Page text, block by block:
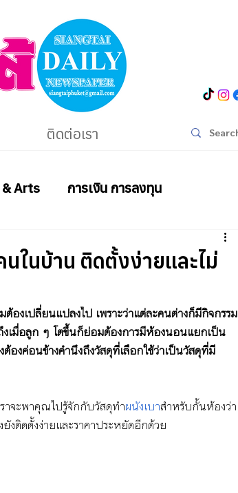
ติดต่อเรา
& Arts การเงิน การลงทุน
ในบ้าน ติดตั้งง่ายและไม่
องเปลี่ยนแปลงไป เพราะว่าแต่ละคนต่างก็มีกิจกรรม
เมื่อลูก ๆ โตขึ้นก็ย่อมต้องการมีห้องนอนแยกเป็น
องค่อนข้างคำนึงถึงวัสดุที่เลือกใช้ว่าเป็นวัสดุที่มี
าจะพาคุณไปรู้จักกับวัสดุทำผนังเบาสำหรับกั้นห้องว่า
ติดตั้งง่ายและราคาประหยัดอีกด้วย